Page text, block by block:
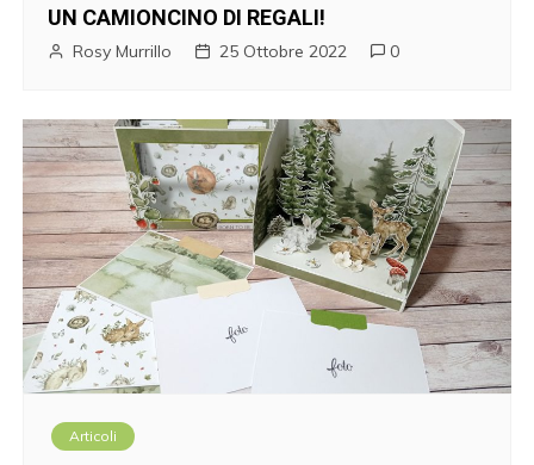
UN CAMIONCINO DI REGALI!
Rosy Murrillo 25 Ottobre 2022 0
Articoli